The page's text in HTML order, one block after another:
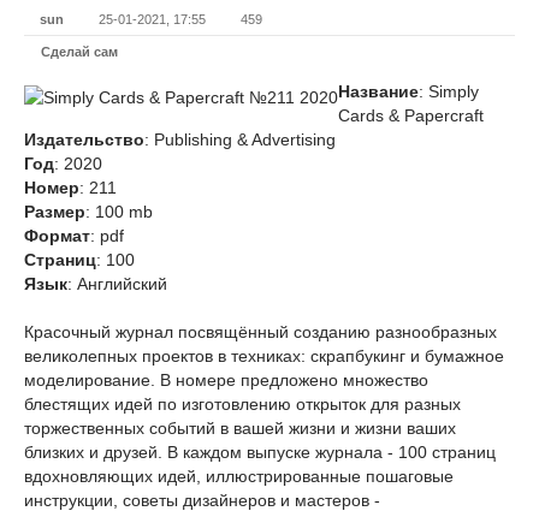
sun 25-01-2021, 17:55 459
Сделай сам
Название: Simply
Cards & Papercraft
Издательство: Publishing & Advertising
Год: 2020
Номер: 211
Размер: 100 mb
Формат: pdf
Страниц: 100
Язык: Английский
Красочный журнал посвящённый созданию разнообразных
великолепных проектов в техниках: скрапбукинг и бумажное
моделирование. В номере предложено множество
блестящих идей по изготовлению открыток для разных
торжественных событий в вашей жизни и жизни ваших
близких и друзей. В каждом выпуске журнала - 100 страниц
вдохновляющих идей, иллюстрированные пошаговые
инструкции, советы дизайнеров и мастеров -